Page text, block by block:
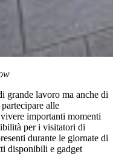
grande lavoro ma anche di
alle
importanti momenti
per i visitatori di
durante le giornate di
disponibili e gadget